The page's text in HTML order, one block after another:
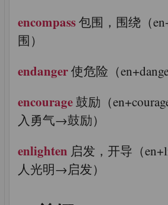
encompass包围，围绕（
围）
endanger使危险（
encourage鼓励（
入勇气→鼓励）
enlighten 启发，开导（
人光明→启发）